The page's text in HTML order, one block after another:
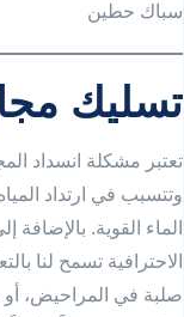
سباك حطين
تسليك
تعتبر مشكلة انسداد
وتتسبب في ارتداد
الماء القوية.
الاحترافية تسمح لنا
صلبة في المراحيض،